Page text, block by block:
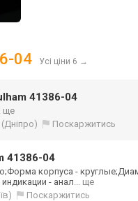
04 Усі ціни 6 →
41386-04
ще
(Дніпро) Поскаржитись
41386-04
корпуса -
- анал... ще
Поскаржитись